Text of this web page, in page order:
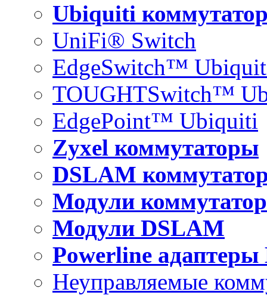
Ubiquiti
UniFi® Switch
EdgeSwitch™
TOUGHTSwitch™
EdgePoint™ Ubiquiti
Zyxel коммутаторы
DSLAM
Модули
Модули DSLAM
Powerline адаптеры
Неуправляемые